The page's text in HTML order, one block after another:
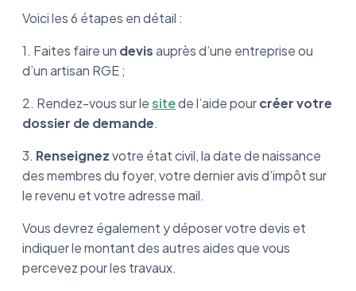
Voici les 6 étapes en détail :
1. Faites faire un devisauprès d’une entreprise ou
d’un artisan RGE ;
2. Rendez-vous sur lesitede l’aide pourcréer votre
dossier de demande.
3. Renseignezvotre état civil, la date de naissance
des membres du foyer, votre dernier avis d’impôt sur
le revenu et votre adresse mail.
Vous devrez également y déposer votre devis et
indiquer le montant des autres aides que vous
percevez pour les travaux.